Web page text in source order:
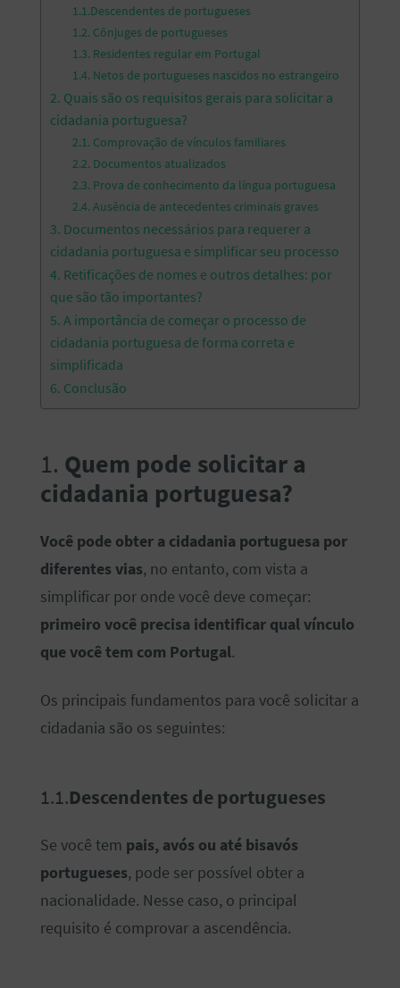
1.1.Descendentes de portugueses
1.2. Cônjuges de portugueses
1.3. Residentes regular em Portugal
1.4. Netos de portugueses nascidos no estrangeiro
2. Quais são os requisitos gerais para solicitar a
cidadania portuguesa?
2.1. Comprovação de vínculos familiares
2.2. Documentos atualizados
2.3. Prova de conhecimento da língua portuguesa
2.4. Ausência de antecedentes criminais graves
3. Documentos necessários para requerer a
cidadania portuguesa e simplificar seu processo
4. Retificações de nomes e outros detalhes: por
que são tão importantes?
5. A importância de começar o processo de
cidadania portuguesa de forma correta e
simplificada
6. Conclusão
1. Quem pode solicitar a
cidadania portuguesa?
Você pode obter a cidadania portuguesa por
diferentes vias, no entanto, com vista a
simplificar por onde você deve começar:
primeiro você precisa identificar qual vínculo
que você tem com Portugal.
Os principais fundamentos para você solicitar a
cidadania são os seguintes:
1.1.Descendentes de portugueses
Se você tem pais, avós ou até bisavós
portugueses, pode ser possível obter a
nacionalidade. Nesse caso, o principal
requisito é comprovar a ascendência.